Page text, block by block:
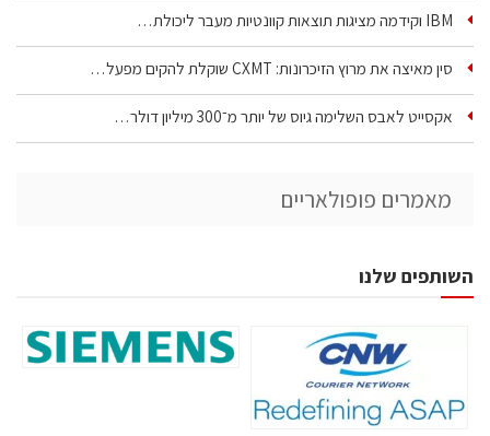
IBM וקידמה מציגות תוצאות קוונטיות מעבר ליכולת…
סין מאיצה את מרוץ הזיכרונות: CXMT שוקלת להקים מפעל…
אקסייט לאבס השלימה גיוס של יותר מ־300 מיליון דולר…
מאמרים פופולאריים
השותפים שלנו